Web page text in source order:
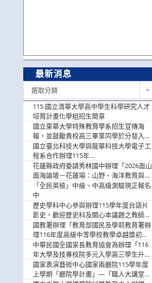
最新消息
選取分類
115 國立清華大學高中學生科學研究人才
培育計畫化學組招生簡章
國立東華大學特殊教育學系招生宣傳海
報，並鼓勵貴校高三畢業同學於分發入學
階段踴躍選填。
國立臺北科技大學與龍華科技大學電子工
程系合作辦理115年
「115.08.10~08.12「AI賦能應用於智慧半
導體研習營」，歡迎學生踴躍報名參加
花蓮縣政府委請秀林國中辦理「2026面山
面海論壇－花蓮場：山野、海洋教育與戶
外安全實務課程」，歡迎踴躍報名參加
「全民英檢」中級、中高級測驗現正報名
中
歷史學科中心參與辦理115學年度台語片
影史，歡迎歷史科及關心本議題之教師踴
躍報名參加
國教署辦理「教育部國民及學前教育署辦
理116年度高級中等學校教學卓越獎初選
實施計畫」，鼓勵教師踴躍報名
中華民國全國家長教育協會為辦理「116
年大學及技專校院多元入學高三學生升學
輔導家長說明會」
國家表演藝術中心國家兩廳院115學年度
上學期「廳院學計畫」—「職人大講堂」